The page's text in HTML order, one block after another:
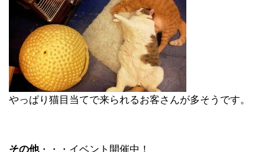
やっぱり猫目当てで来られるお客さんが多そうです。
その他・・・イベント開催中！